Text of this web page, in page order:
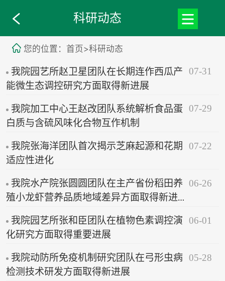
科研动态
您的位置：首页>科研动态
我院园艺所赵卫星团队在长期连作西瓜产
能微生态调控研究方面取得新进展
07-31
我院加工中心王赵改团队系统解析食品蛋
白质与含硫风味化合物互作机制
07-29
我院张海洋团队首次揭示芝麻起源和花期
适应性进化
07-22
我院水产院张圆圆团队在主产省份稻田养
殖小龙虾营养品质地域差异方面取得新进
06-26
我院园艺所张和臣团队在植物色素调控演
化研究方面取得重要进展
06-01
我院动防所免疫机制研究团队在弓形虫病
检测技术研发方面取得新进展
05-28